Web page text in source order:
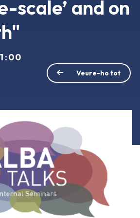
scale’ and on
Veure-ho tot